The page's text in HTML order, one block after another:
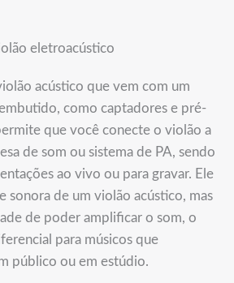
eletroacústico
acústico que vem com um
como captadores e pré-
que você conecte o violão a
de som ou sistema de PA, sendo
ao vivo ou para gravar. Ele
sonora de um violão acústico, mas
de poder amplificar o som, o
para músicos que
público ou em estúdio.